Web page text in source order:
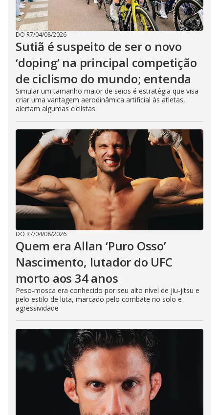
DO R7/04/08/2026
Sutiã é suspeito de ser o novo
‘doping’ na principal competição
de ciclismo do mundo; entenda
Simular um tamanho maior de seios é estratégia que visa
criar uma vantagem aerodinâmica artificial às atletas,
alertam algumas ciclistas
DO R7/04/08/2026
Quem era Allan ‘Puro Osso’
Nascimento, lutador do UFC
morto aos 34 anos
Peso-mosca era conhecido por seu alto nível de jiu-jitsu e
pelo estilo de luta, marcado pelo combate no solo e
agressividade